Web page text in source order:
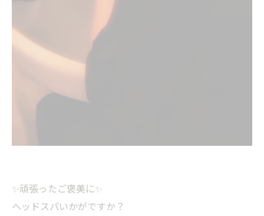
✨頑張ったご褒美に✨
ヘッドスパいかがですか？